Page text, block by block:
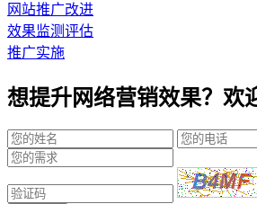
网站推广改进
效果监测评估
推广实施
想提升网络营销效果？欢